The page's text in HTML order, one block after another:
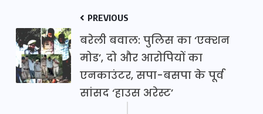
PREVIOUS
बरेली बवाल: पुलिस का ‘एक्शन
मोड’, दो और आरोपियों का
एनकाउंटर, सपा-बसपा के पूर्व
सांसद ‘हाउस अरेस्ट’